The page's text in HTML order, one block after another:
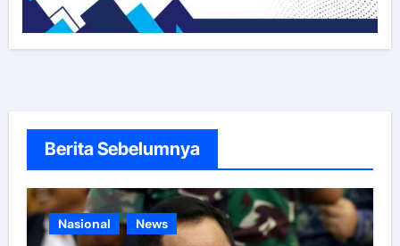
Berita Sebelumnya
Nasional News